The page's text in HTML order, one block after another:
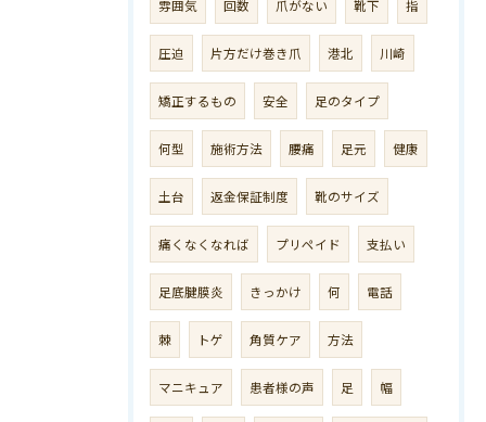
雰囲気 回数 爪がない 靴下 指
圧迫 片方だけ巻き爪 港北 川崎
矯正するもの 安全 足のタイプ
何型 施術方法 腰痛 足元 健康
土台 返金保証制度 靴のサイズ
痛くなくなれば プリペイド 支払い
足底腱膜炎 きっかけ 何 電話
棘 トゲ 角質ケア 方法
マニキュア 患者様の声 足 幅